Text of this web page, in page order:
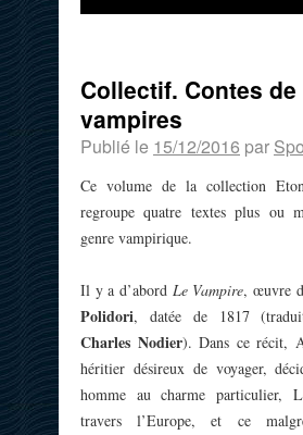
Collectif. Contes de
vampires
Publié le 15/12/2016 par
Ce volume de la collection
regroupe quatre textes plus ou
genre vampirique.
Il y a d’abord Le Vampire, œuvre
Polidori, datée de 1817
Charles Nodier). Dans ce récit,
héritier désireux de voyager,
homme au charme particulier,
travers l’Europe, et ce